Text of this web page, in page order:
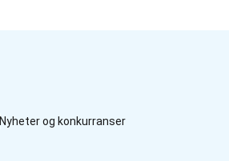
Nyheter og konkurranser